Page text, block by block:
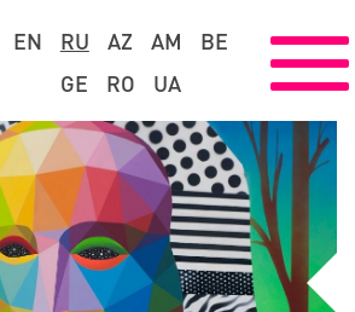
EN RU AZ AM
BE
GE
RO UA